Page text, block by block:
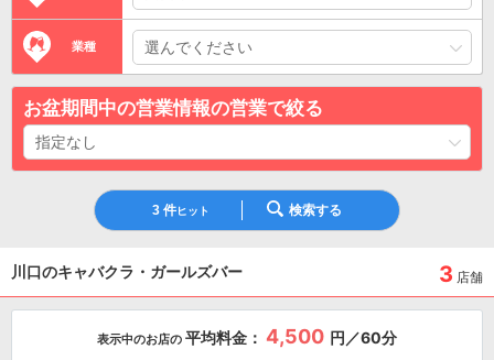
業種
お盆期間中の営業情報の営業で絞る
3 件ヒット 検索する
川口のキャバクラ・ガールズバー 3 店舗
表示中のお店の 平均料金： 4,500 円／60分